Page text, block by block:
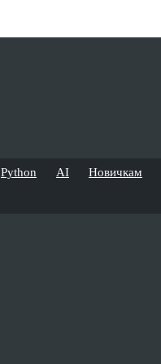
Python AI Новичкам